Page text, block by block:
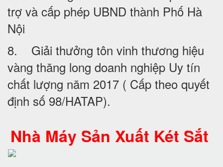
trợ và cấp phép UBND thành Phố Hà
Nội
8. Giải thưởng tôn vinh thương hiệu
vàng thăng long doanh nghiệp Uy tín
chất lượng năm 2017 ( Cấp theo quyết
định số 98/HATAP).
Nhà Máy Sản Xuất Két Sắt